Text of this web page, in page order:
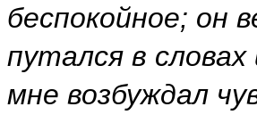
беспокойное; он
путался в
мне возбуждал